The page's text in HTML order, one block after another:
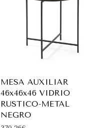
MESA AUXILIAR
46x46x46 VIDRIO
RUSTICO-METAL
NEGRO